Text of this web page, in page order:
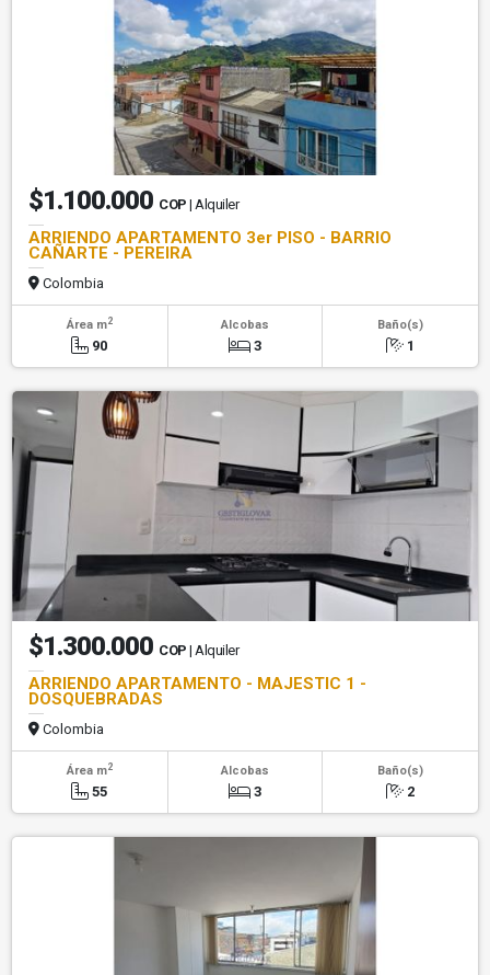
$1.100.000 COP | Alquiler
ARRIENDO APARTAMENTO 3er PISO - BARRIO
CAÑARTE - PEREIRA
Colombia
Área m2
90
Alcobas
3
Baño(s)
1
$1.300.000 COP | Alquiler
ARRIENDO APARTAMENTO - MAJESTIC 1 -
DOSQUEBRADAS
Colombia
Área m2
55
Alcobas
3
Baño(s)
2